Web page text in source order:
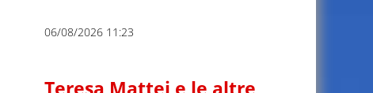
06/08/2026 11:23